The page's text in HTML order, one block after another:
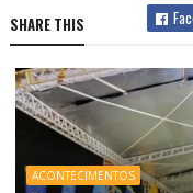
SHARE THIS
ACONTECIMENTOS